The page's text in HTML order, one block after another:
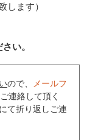
します）
い。
ので、
メールフ
連絡して頂く
て折り返しご連